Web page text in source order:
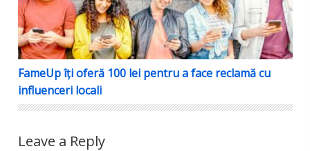
FameUp îți oferă 100 lei pentru a face reclamă cu
influenceri locali
Leave a Reply